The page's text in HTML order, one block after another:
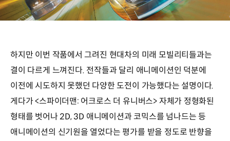
하지만 이번 작품에서 그려진 현대차의 미래 모빌리티들과는
결이 다르게 느껴진다. 전작들과 달리 애니메이션인 덕분에
이전에 시도하지 못했던 다양한 도전이 가능했다는 설명이다.
게다가 <스파이더맨: 어크로스 더 유니버스> 자체가 정형화된
형태를 벗어나 2D, 3D 애니메이션과 코믹스를 넘나드는 등
애니메이션의 신기원을 열었다는 평가를 받을 정도로 반향을